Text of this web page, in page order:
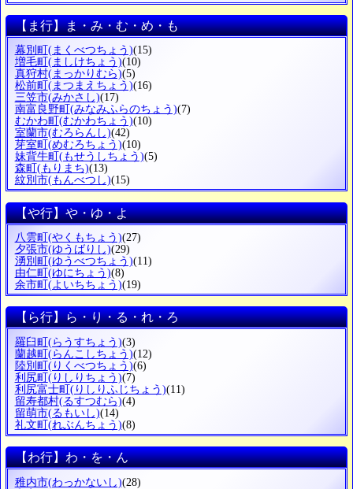
【ま行】ま・み・む・め・も
幕別町 (まくべつちょう)(15)
増毛町 (ましけちょう)(10)
真狩村(まっかりむら)(5)
松前町 (まつまえちょう)(16)
三笠市(みかさし)(17)
南富良野町 (みなみふらのちょう)(7)
むかわ町 (むかわちょう)(10)
室蘭市(むろらんし)(42)
芽室町 (めむろちょう)(10)
妹背牛町 (もせうしちょう)(5)
森町 (もりまち)(13)
紋別市(もんべつし)(15)
【や行】や・ゆ・よ
八雲町 (やくもちょう)(27)
夕張市(ゆうばりし)(29)
湧別町 (ゆうべつちょう)(11)
由仁町 (ゆにちょう)(8)
余市町 (よいちちょう)(19)
【ら行】ら・り・る・れ・ろ
羅臼町 (らうすちょう)(3)
蘭越町 (らんこしちょう)(12)
陸別町 (りくべつちょう)(6)
利尻町 (りしりちょう)(7)
利尻富士町 (りしりふじちょう)(11)
留寿都村(るすつむら)(4)
留萌市(るもいし)(14)
礼文町 (れぶんちょう)(8)
【わ行】わ・を・ん
稚内市(わっかないし)(28)